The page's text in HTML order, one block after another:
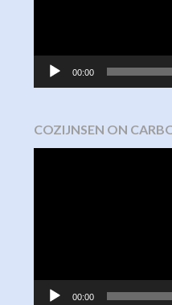
00:00
COZIJNSEN ON
00:00